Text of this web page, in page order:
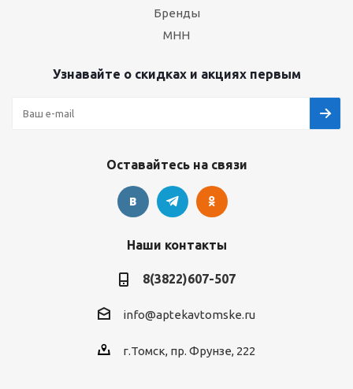
Бренды
МНН
Узнавайте о скидках и акциях первым
Оставайтесь на связи
Наши контакты
8(3822)607-507
info@aptekavtomske.ru
г.Томск, пр. Фрунзе, 222